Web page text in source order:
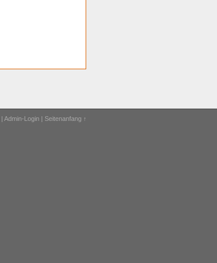
| Admin-Login | Seitenanfang ↑